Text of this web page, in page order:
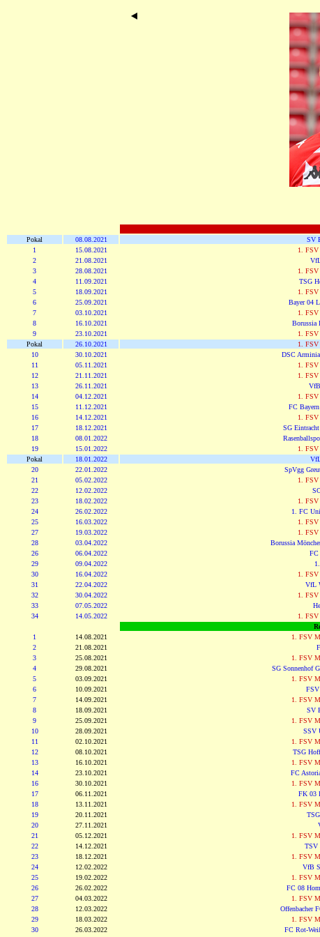
Pokal
08.08.2021 SV
1
15.08.2021 1. FSV
2
21.08.2021
3
28.08.2021 1. FSV
4
11.09.2021 TSG
5
18.09.2021 1. FSV
6
25.09.2021 Bayer 04
7
03.10.2021 1. FSV
8
16.10.2021 Borussia
9
23.10.2021 1. FSV
Pokal
26.10.2021 1. FSV
10
30.10.2021 DSC
11
05.11.2021 1. FSV
12
21.11.2021 1. FSV
13
26.11.2021
14
04.12.2021 1. FSV
15
11.12.2021 FC
16
14.12.2021 1. FSV
17
18.12.2021 SG
18
08.01.2022
19
15.01.2022 1. FSV
Pokal
18.01.2022
20
22.01.2022 SpVgg
21
05.02.2022 1. FSV
22
12.02.2022
23
18.02.2022 1. FSV
24
26.02.2022 1. FC
25
16.03.2022 1. FSV
27
19.03.2022 1. FSV
28
03.04.2022 Borussia
26
06.04.2022 FC
29
09.04.2022
30
16.04.2022 1. FSV
31
22.04.2022 VfL
32
30.04.2022 1. FSV
33
07.05.2022
34
14.05.2022 1. FSV
1
14.08.2021 1. FSV
2
21.08.2021
3
25.08.2021 1. FSV
4
29.08.2021 SG Sonnenhof
5
03.09.2021 1. FSV
6
10.09.2021
7
14.09.2021 1. FSV
8
18.09.2021 SV
9
25.09.2021 1. FSV
10
28.09.2021 SSV
11
02.10.2021 1. FSV
12
08.10.2021 TSG
13
16.10.2021 1. FSV
14
23.10.2021 FC
16
30.10.2021 1. FSV
17
06.11.2021 FK 03
18
13.11.2021 1. FSV
19
20.11.2021
20
27.11.2021
21
05.12.2021 1. FSV
22
14.12.2021 TSV
23
18.12.2021 1. FSV
24
12.02.2022 VfB
25
19.02.2022 1. FSV
26
26.02.2022 FC 08
27
04.03.2022 1. FSV
28
12.03.2022 Offenbacher
29
18.03.2022 1. FSV
30
26.03.2022 FC Rot-